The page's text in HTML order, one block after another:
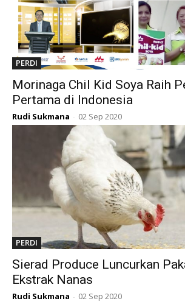
PERDI
Morinaga Chil Kid Soya Raih
Pertama di Indonesia
Rudi Sukmana - 02 Sep 2020
PERDI
Sierad Produce Luncurkan
Ekstrak Nanas
Rudi Sukmana - 02 Sep 2020